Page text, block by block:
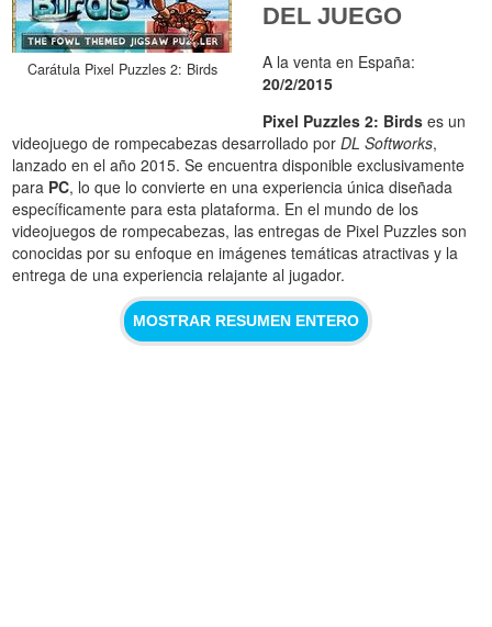
Carátula Pixel Puzzles 2: Birds
DEL JUEGO
A la venta en España:
20/2/2015
Pixel Puzzles 2: Birds es un
videojuego de rompecabezas desarrollado porDL Softworks,
lanzado en el año 2015. Se encuentra disponible exclusivamente
para PC, lo que lo convierte en una experiencia única diseñada
específicamente para esta plataforma. En el mundo de los
videojuegos de rompecabezas, las entregas de Pixel Puzzles son
conocidas por su enfoque en imágenes temáticas atractivas y la
entrega de una experiencia relajante al jugador.
MOSTRAR RESUMEN ENTERO